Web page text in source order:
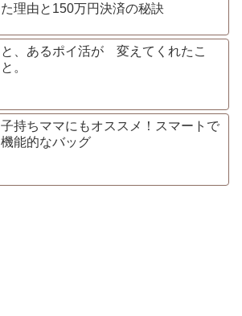
た理由と150万円決済の秘訣
と、あるポイ活が 変えてくれたこ
と。
子持ちママにもオススメ！スマートで
機能的なバッグ